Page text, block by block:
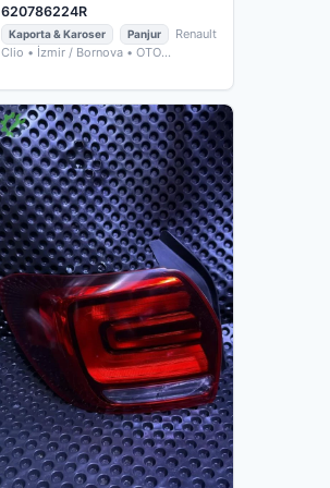
620786224R
Kaporta & Karoser Panjur
Renault
Clio • İzmir / Bornova • OTO